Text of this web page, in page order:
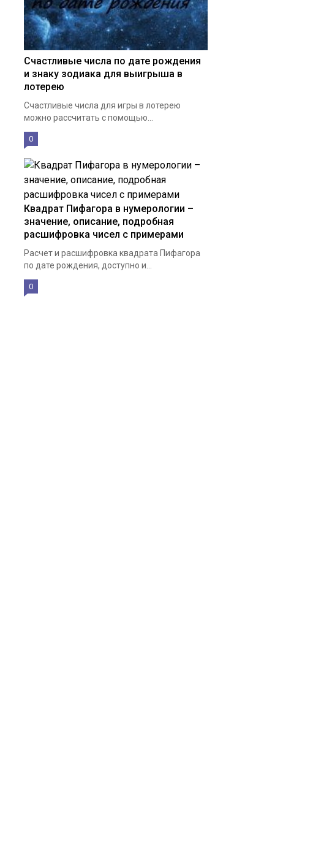
Счастливые числа по дате рождения
и знаку зодиака для выигрыша в
лотерею
Счастливые числа для игры в лотерею
можно рассчитать с помощью...
0
Квадрат Пифагора в нумерологии –
значение, описание, подробная
расшифровка чисел с примерами
Расчет и расшифровка квадрата Пифагора
по дате рождения, доступно и...
0